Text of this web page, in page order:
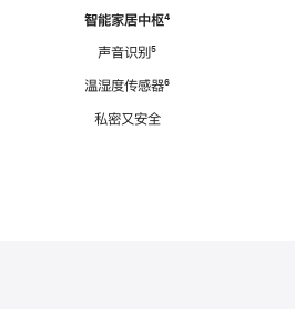
智能家居中枢脚
⁴
声音识别脚
⁵
温湿度传感器脚
⁶
私密又安全